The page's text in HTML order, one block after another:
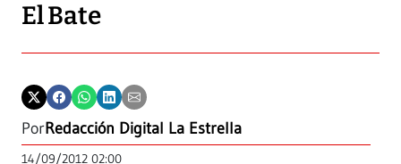
El Bate
PorRedacción Digital La Estrella
14/09/2012 02:00